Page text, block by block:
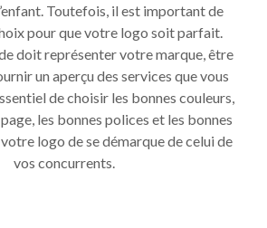
Toutefois, il est important de
pour que votre logo soit parfait.
doit représenter votre marque, être
un aperçu des services que vous
de choisir les bonnes couleurs,
les bonnes polices et les bonnes
logo de se démarque de celui de
vos concurrents.